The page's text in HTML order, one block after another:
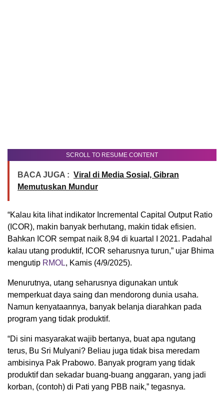
SCROLL TO RESUME CONTENT
BACA JUGA : Viral di Media Sosial, Gibran
Memutuskan Mundur
“Kalau kita lihat indikator Incremental Capital Output Ratio
(ICOR), makin banyak berhutang, makin tidak efisien.
Bahkan ICOR sempat naik 8,94 di kuartal I 2021. Padahal
kalau utang produktif, ICOR seharusnya turun,” ujar Bhima
mengutip RMOL, Kamis (4/9/2025).
Menurutnya, utang seharusnya digunakan untuk
memperkuat daya saing dan mendorong dunia usaha.
Namun kenyataannya, banyak belanja diarahkan pada
program yang tidak produktif.
“Di sini masyarakat wajib bertanya, buat apa ngutang
terus, Bu Sri Mulyani? Beliau juga tidak bisa meredam
ambisinya Pak Prabowo. Banyak program yang tidak
produktif dan sekadar buang-buang anggaran, yang jadi
korban, (contoh) di Pati yang PBB naik,” tegasnya.